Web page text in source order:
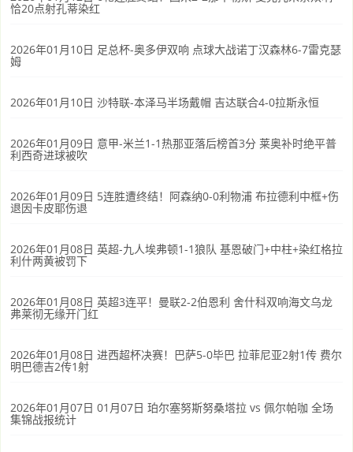
恰20点射孔蒂染红
2026年01月10日 足总杯-奥多伊双响 点球大战诺丁汉森林6-7雷克瑟
姆
2026年01月10日 沙特联-本泽马半场戴帽 吉达联合4-0拉斯永恒
2026年01月09日 意甲-米兰1-1热那亚落后榜首3分 莱奥补时绝平普
利西奇进球被吹
2026年01月09日 5连胜遭终结！阿森纳0-0利物浦 布拉德利中框+伤
退因卡皮耶伤退
2026年01月08日 英超-九人埃弗顿1-1狼队 基恩破门+中柱+染红格拉
利什两黄被罚下
2026年01月08日 英超3连平！曼联2-2伯恩利 舍什科双响海文乌龙
弗莱彻无缘开门红
2026年01月08日 进西超杯决赛！巴萨5-0毕巴 拉菲尼亚2射1传 费尔
明巴德吉2传1射
2026年01月07日 01月07日 珀尔塞努斯努桑塔拉 vs 佩尔帕咖 全场
集锦战报统计